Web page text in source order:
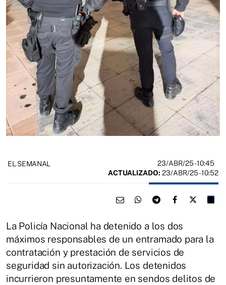
EL SEMANAL 23/ABR/25- 10:45
ACTUALIZADO: 23/ABR/25 - 10:52
La Policía Nacional ha detenido a los dos
máximos responsables de un entramado para la
contratación y prestación de servicios de
seguridad sin autorización. Los detenidos
incurrieron presuntamente en sendos delitos de